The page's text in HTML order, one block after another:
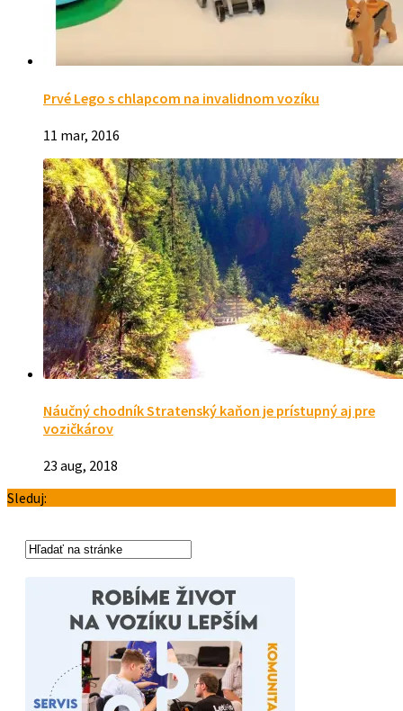
Prvé Lego s chlapcom na invalidnom vozíku
11 mar, 2016
Náučný chodník Stratenský kaňon je prístupný aj pre
vozičkárov
23 aug, 2018
Sleduj: